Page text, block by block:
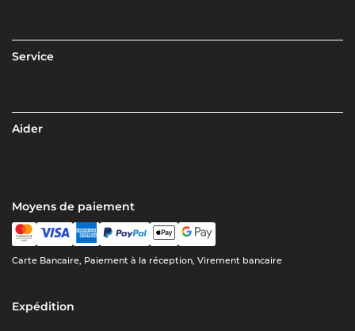
Service
Aider
Moyens de paiement
Carte Bancaire, Paiement à la réception, Virement bancaire
Expédition